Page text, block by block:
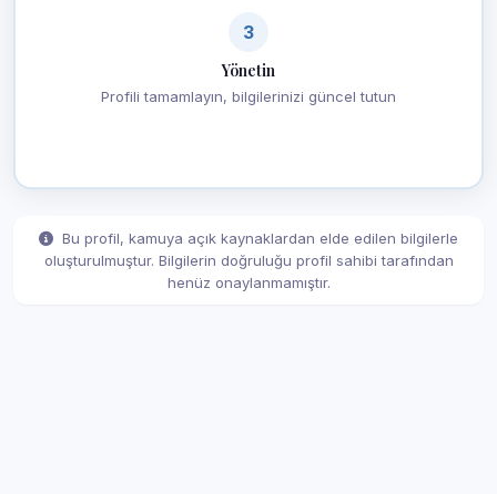
3
Yönetin
Profili tamamlayın, bilgilerinizi güncel tutun
Bu profil, kamuya açık kaynaklardan elde edilen bilgilerle
oluşturulmuştur. Bilgilerin doğruluğu profil sahibi tarafından
henüz onaylanmamıştır.